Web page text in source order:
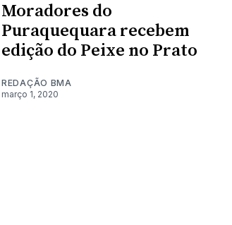
Moradores do
Puraquequara recebem
edição do Peixe no Prato
REDAÇÃO BMA
março 1, 2020